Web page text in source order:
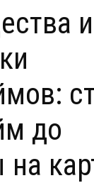
и
до